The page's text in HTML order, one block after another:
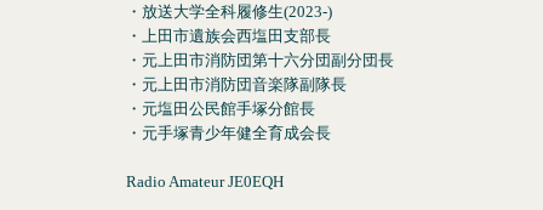
・放送大学全科履修生(2023-)
・上田市遺族会西塩田支部長
・元上田市消防団第十六分団副分団長
・元上田市消防団音楽隊副隊長
・元塩田公民館手塚分館長
・元手塚青少年健全育成会長
Radio Amateur JE0EQH